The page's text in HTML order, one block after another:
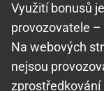
Využití bonusů
provozovatele –
Na webových
nejsou
zprostředkování